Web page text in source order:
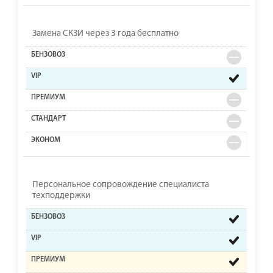
Замена СКЗИ через 3 года бесплатно
Персональное сопровождение специалиста
техподдержки